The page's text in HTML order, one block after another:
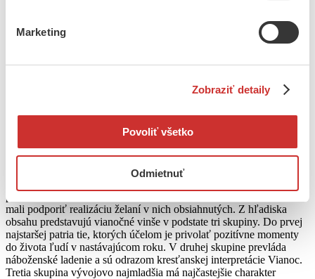
Marketing
Zobraziť detaily
Povoliť všetko
Odmietnuť
V prvý sviatok vianočný sa v podstate jedávalo to čo v Štedrý deň,
aj keď s niektorými obmenami. Tam kde sa na Štedrý večer
ovplyvňovať všetko čo im bolo vzácne, ako úrodu, ochranu dobytka
a podobne.
Boli však vítané návštevy chlapov a mužov , ktorí skoro ráno
pôvodne funkciu zariekania a spolu s osobou ,ktorá ich predniesla,
mali podporiť realizáciu želaní v nich obsiahnutých. Z hľadiska
obsahu predstavujú vianočné vinše v podstate tri skupiny. Do prvej
najstaršej patria tie, ktorých účelom je privolať pozitívne momenty
do života ľudí v nastávajúcom roku. V druhej skupine prevláda
náboženské ladenie a sú odrazom kresťanskej interpretácie Vianoc.
Tretia skupina vývojovo najmladšia má najčastejšie charakter